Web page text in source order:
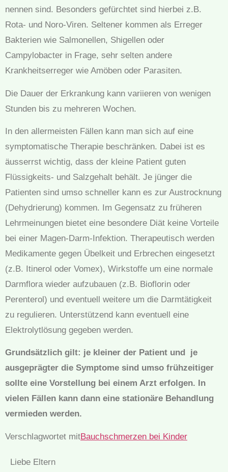
nennen sind. Besonders gefürchtet sind hierbei z.B.
Rota- und Noro-Viren. Seltener kommen als Erreger
Bakterien wie Salmonellen, Shigellen oder
Campylobacter in Frage, sehr selten andere
Krankheitserreger wie Amöben oder Parasiten.
Die Dauer der Erkrankung kann variieren von wenigen
Stunden bis zu mehreren Wochen.
In den allermeisten Fällen kann man sich auf eine
symptomatische Therapie beschränken. Dabei ist es
äusserrst wichtig, dass der kleine Patient guten
Flüssigkeits- und Salzgehalt behält. Je jünger die
Patienten sind umso schneller kann es zur Austrocknung
(Dehydrierung) kommen. Im Gegensatz zu früheren
Lehrmeinungen bietet eine besondere Diät keine Vorteile
bei einer Magen-Darm-Infektion. Therapeutisch werden
Medikamente gegen Übelkeit und Erbrechen eingesetzt
(z.B. Itinerol oder Vomex), Wirkstoffe um eine normale
Darmflora wieder aufzubauen (z.B. Bioflorin oder
Perenterol) und eventuell weitere um die Darmtätigkeit
zu regulieren. Unterstützend kann eventuell eine
Elektrolytlösung gegeben werden.
Grundsätzlich gilt: je kleiner der Patient und je
ausgeprägter die Symptome sind umso frühzeitiger
sollte eine Vorstellung bei einem Arzt erfolgen. In
vielen Fällen kann dann eine stationäre Behandlung
vermieden werden.
Verschlagwortet mitBauchschmerzen bei Kinder
Liebe Eltern